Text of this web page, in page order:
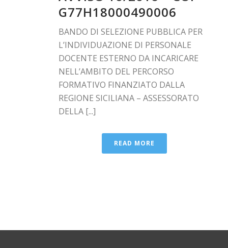
G77H18000490006
BANDO DI SELEZIONE PUBBLICA PER
L’INDIVIDUAZIONE DI PERSONALE
DOCENTE ESTERNO DA INCARICARE
NELL’AMBITO DEL PERCORSO
FORMATIVO FINANZIATO DALLA
REGIONE SICILIANA – ASSESSORATO
DELLA [...]
READ MORE